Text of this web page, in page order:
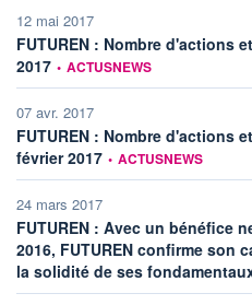
12 mai 2017
FUTUREN : Nombre d'actions
2017information fournie par
• ACTUSNEWS
07 avr. 2017
FUTUREN : Nombre d'actions
février 2017information fournie par
• ACTUSNEWS
24 mars 2017
FUTUREN : Avec un bénéfice
2016, FUTUREN confirme son
la solidité de ses